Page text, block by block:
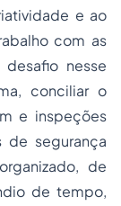
e ao
com as
nesse
conciliar o
e inspeções
de segurança
de
de tempo,